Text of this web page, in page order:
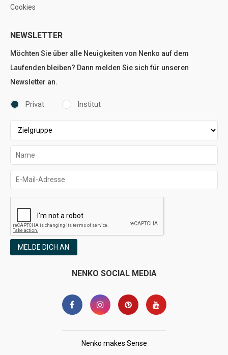
Cookies
NEWSLETTER
Möchten Sie über alle Neuigkeiten von Nenko auf dem
Laufenden bleiben? Dann melden Sie sich für unseren
Newsletter an.
Privat Institut
MELDE DICH AN
NENKO SOCIAL MEDIA
Nenko makes Sense